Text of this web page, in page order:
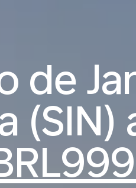
de
(SIN)